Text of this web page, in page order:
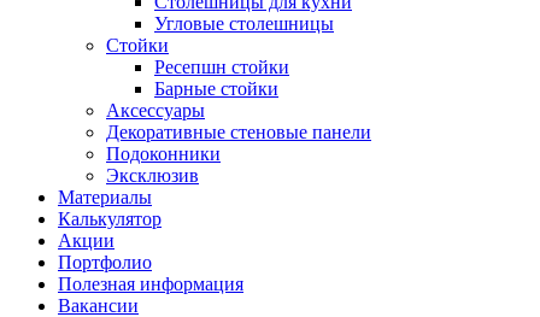
Угловые столешницы
Стойки
Ресепшн стойки
Барные стойки
Аксессуары
Декоративные стеновые панели
Подоконники
Эксклюзив
Материалы
Калькулятор
Акции
Портфолио
Полезная информация
Вакансии